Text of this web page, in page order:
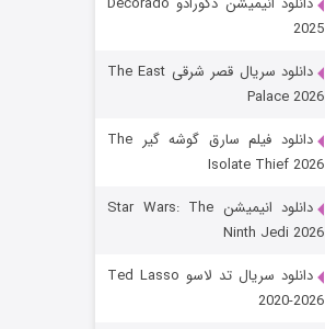
رویایی برای تو
قسمت۱۵ (دوبله)
2025
دانلود سریال قصر شرقی The East
Palace 2026
دانلود فیلم سارق گوشه گیر The
Isolate Thief 2026
دانلود انیمیشن Star Wars: The
Ninth Jedi 2026
دانلود سریال تد لاسو Ted Lasso
2020-2026